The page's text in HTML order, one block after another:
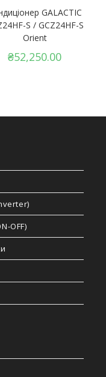
GALACTIC
S / GCZ24HF-S
Orient
₴52,250.00
OFF)